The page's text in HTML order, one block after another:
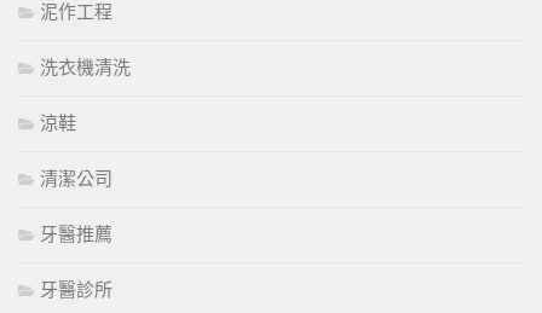
泥作工程
洗衣機清洗
涼鞋
清潔公司
牙醫推薦
牙醫診所